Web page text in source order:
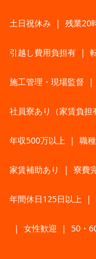
土日祝休み | 残業20
引越し費用負担有 |
施工管理・現場監督 |
社員寮あり（家賃負担
年収500万以上 | 職
家賃補助あり | 寮費
年間休日125日以上 |
| 女性歓迎 | 50・